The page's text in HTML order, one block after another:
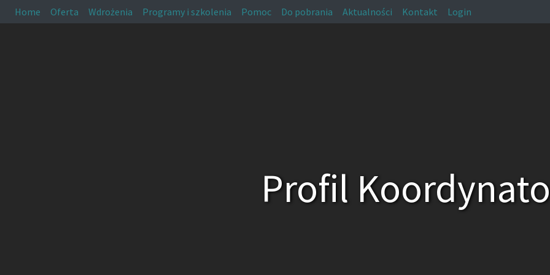
Home Oferta Wdrożenia Programy i szkolenia Pomoc Do pobrania Aktualności Kontakt Login
Profil